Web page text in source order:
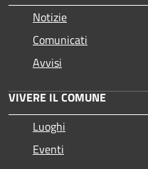
Notizie
Comunicati
Avvisi
VIVERE IL COMUNE
Luoghi
Eventi